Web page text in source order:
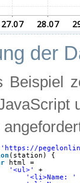
der
Beispiel
' https://
(station) {
html =
'<ul>'
+
'<li>Name: '